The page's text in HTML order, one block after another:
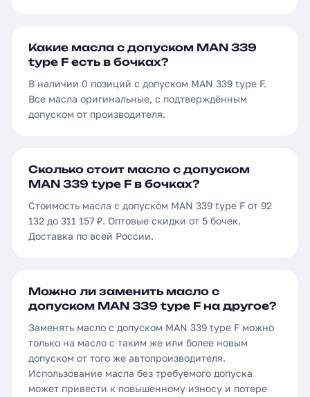
Какие масла с допуском MAN 339
type F есть в бочках?
В наличии 0 позиций с допуском MAN 339 type F.
Все масла оригинальные, с подтверждённым
допуском от производителя.
Сколько стоит масло с допуском
MAN 339 type F в бочках?
Стоимость масла с допуском MAN 339 type F от 92
132 до 311 157 ₽. Оптовые скидки от 5 бочек.
Доставка по всей России.
Можно ли заменить масло с
допуском MAN 339 type F на другое?
Заменять масло с допуском MAN 339 type F можно
только на масло с таким же или более новым
допуском от того же автопроизводителя.
Использование масла без требуемого допуска
может привести к повышенному износу и потере